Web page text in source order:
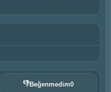
👎Beğenmedim0